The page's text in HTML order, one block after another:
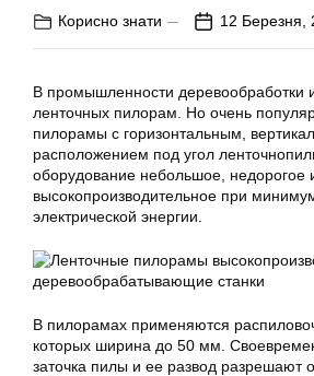
Корисно знати 12 Березня,
В промышленности деревообработки
ленточных пилорам. Но очень
пилорамы с горизонтальным,
расположением под угол
оборудование небольшое, недорогое
высокопроизводительное при
электрической энергии.
В пилорамах применяются
которых ширина до 50 мм.
заточка пилы и ее развод разрешают